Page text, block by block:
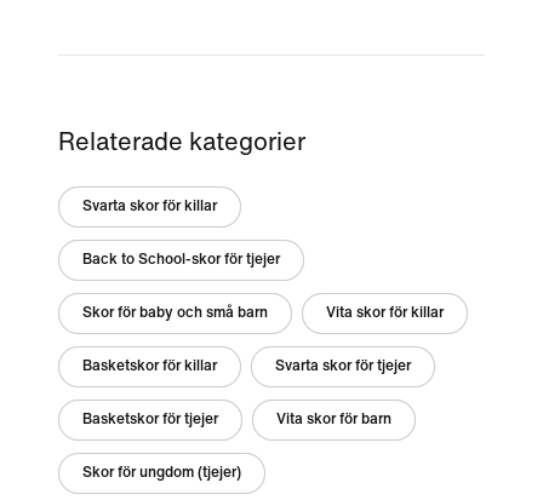
Relaterade kategorier
Svarta skor för killar
Back to School-skor för tjejer
Skor för baby och små barn Vita skor för killar
Basketskor för killar Svarta skor för tjejer
Basketskor för tjejer Vita skor för barn
Skor för ungdom (tjejer)